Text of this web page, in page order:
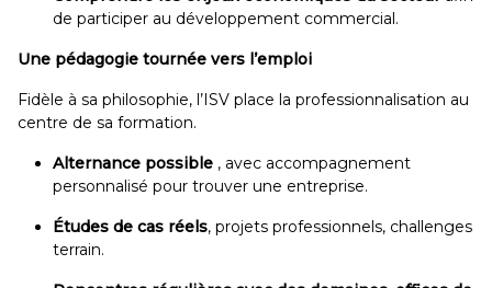
de participer au développement commercial.
Une pédagogie tournée vers l’emploi
Fidèle à sa philosophie, l’ISV place la professionnalisation au
centre de sa formation.
Alternance possible , avec accompagnement
personnalisé pour trouver une entreprise.
Études de cas réels, projets professionnels, challenges
terrain.